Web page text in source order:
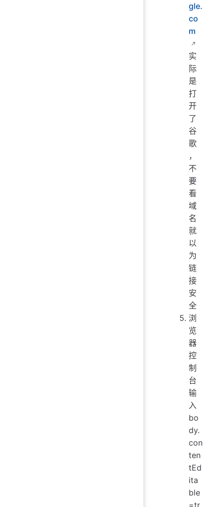
gle.
co
m
实
际
是
打
开
了
谷
歌
，
不
要
看
域
名
就
以
为
链
接
安
全
浏
览
器
控
制
台
输
入
bo
dy.
con
ten
tEd
ita
ble
=tr